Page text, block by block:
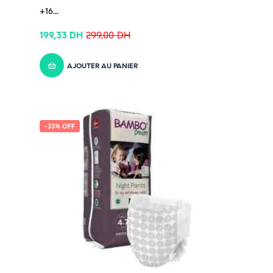
+16...
299,00DH
199,33 DH
AJOUTER AU PANIER
-33% OFF